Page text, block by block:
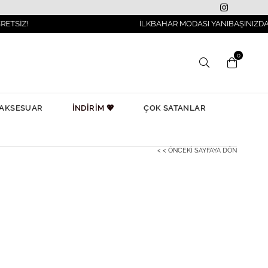
İLKBAHAR MODASI YANIBAŞINIZDA!
0
İNDİRİM 💖 ÇOK SATANLAR
< < ÖNCEKI SAYFAYA DÖN